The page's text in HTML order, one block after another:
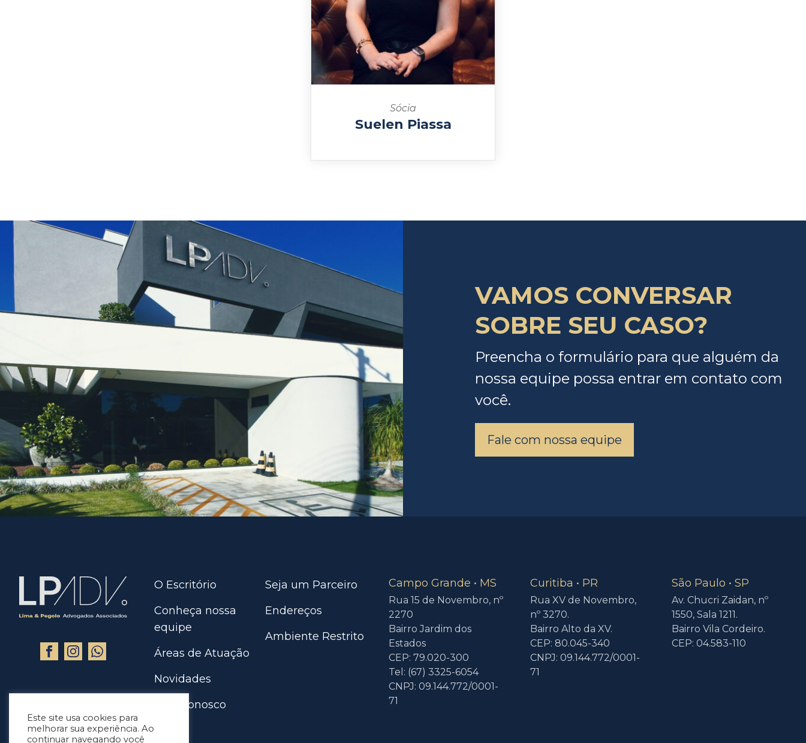
Sócia
Suelen Piassa
VAMOS CONVERSAR
SOBRE SEU CASO?
Preencha o formulário para que alguém da
nossa equipe possa entrar em contato com
você.
Fale com nossa equipe
O Escritório
Conheça nossa
equipe
Áreas de Atuação
Novidades
Fale Conosco
Seja um Parceiro
Endereços
Ambiente Restrito
Campo Grande • MS
Rua 15 de Novembro, nº
2270
Bairro Jardim dos
Estados
CEP: 79.020-300
Tel: (67) 3325-6054
CNPJ: 09.144.772/0001-
71
Curitiba • PR
Rua XV de Novembro,
nº 3270.
Bairro Alto da XV.
CEP: 80.045-340
CNPJ: 09.144.772/0001-
71
São Paulo • SP
Av. Chucri Zaidan, nº
1550, Sala 1211.
Bairro Vila Cordeiro.
CEP: 04.583-110
Este site usa cookies para
melhorar sua experiência. Ao
continuar navegando você